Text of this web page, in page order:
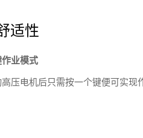
适性
业模式
压电机后只需按一个键便可实现